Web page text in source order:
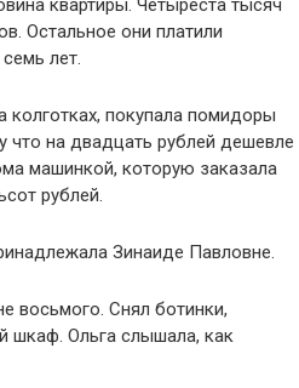
квартиры. Четыреста тысяч
Остальное они платили
лет.
колготках, покупала помидоры
на двадцать рублей дешевле
машинкой, которую заказала
рублей.
Зинаиде Павловне.
восьмого. Снял ботинки,
шкаф. Ольга слышала, как